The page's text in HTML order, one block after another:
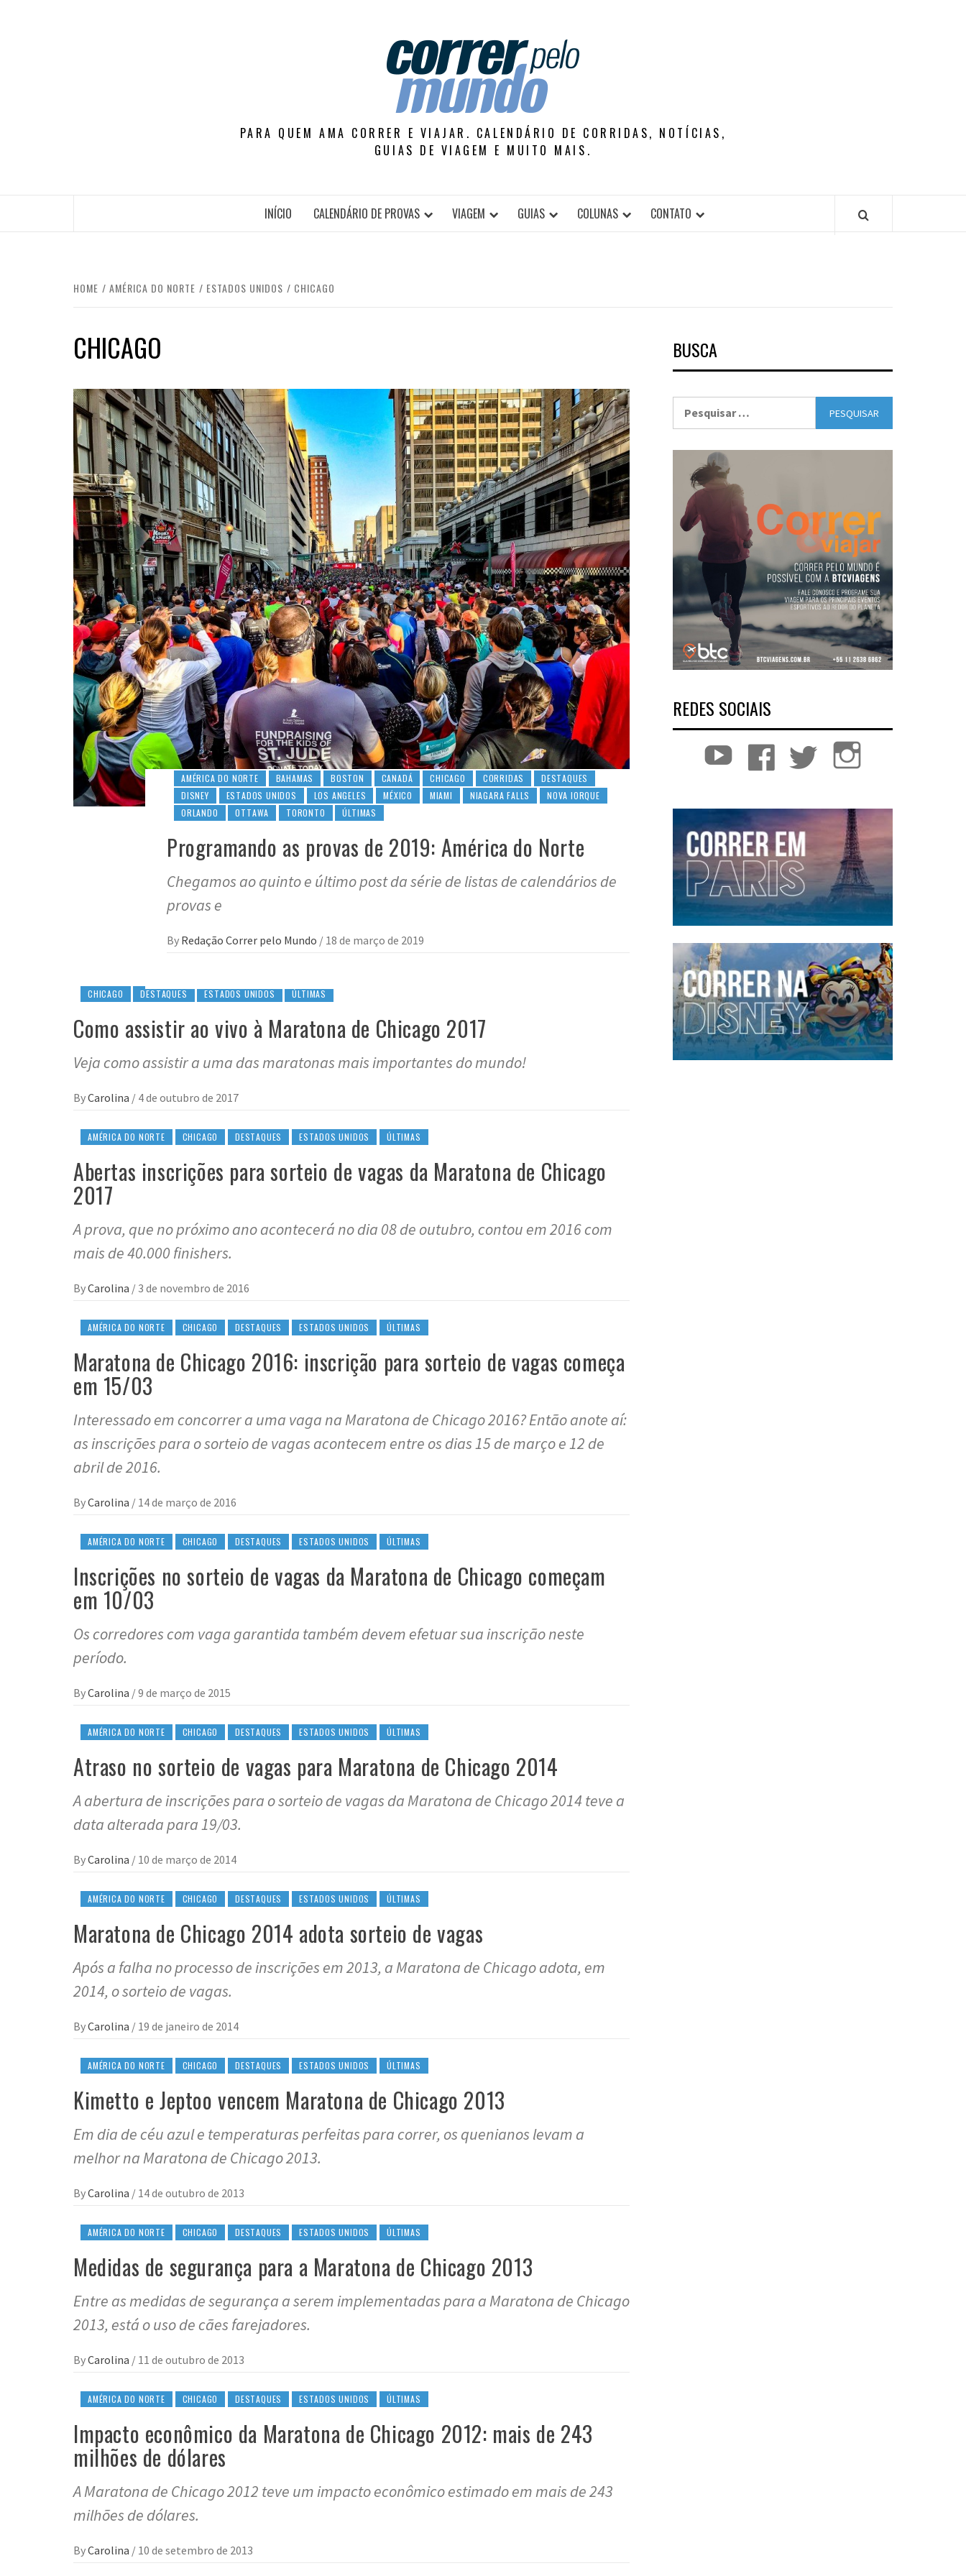
PARA QUEM AMA CORRER E VIAJAR. CALENDÁRIO DE CORRIDAS, NOTÍCIAS,
GUIAS DE VIAGEM E MUITO MAIS.
INÍCIO CALENDÁRIO DE PROVAS VIAGEM GUIAS COLUNAS CONTATO
HOME AMÉRICA DO NORTE ESTADOS UNIDOS CHICAGO
CHICAGO
AMÉRICA DO NORTE BAHAMAS BOSTON CANADÁ CHICAGO CORRIDAS
DESTAQUES
DISNEY
ESTADOS UNIDOS LOS ANGELES MÉXICO MIAMI NIAGARA FALLS
NOVA IORQUE
ORLANDO
OTTAWA TORONTO ÚLTIMAS
Programando as provas de 2019: América do Norte
Chegamos ao quinto e último post da série de listas de calendários de
provas e
By Redação Correr pelo Mundo / 18 de março de 2019
CHICAGO DESTAQUES ESTADOS UNIDOS ÚLTIMAS
Como assistir ao vivo à Maratona de Chicago 2017
Veja como assistir a uma das maratonas mais importantes do mundo!
ByCarolina / 4 de outubro de 2017
AMÉRICA DO NORTE CHICAGO DESTAQUES ESTADOS UNIDOS ÚLTIMAS
Abertas inscrições para sorteio de vagas da Maratona de Chicago
2017
A prova, que no próximo ano acontecerá no dia 08 de outubro, contou em 2016 com
mais de 40.000 finishers.
ByCarolina / 3 de novembro de 2016
AMÉRICA DO NORTE CHICAGO DESTAQUES ESTADOS UNIDOS ÚLTIMAS
Maratona de Chicago 2016: inscrição para sorteio de vagas começa
em 15/03
Interessado em concorrer a uma vaga na Maratona de Chicago 2016? Então anote aí:
as inscrições para o sorteio de vagas acontecem entre os dias 15 de março e 12 de
abril de 2016.
ByCarolina / 14 de março de 2016
AMÉRICA DO NORTE CHICAGO DESTAQUES ESTADOS UNIDOS ÚLTIMAS
Inscrições no sorteio de vagas da Maratona de Chicago começam
em 10/03
Os corredores com vaga garantida também devem efetuar sua inscrição neste
período.
ByCarolina /9 de março de 2015
AMÉRICA DO NORTE CHICAGO DESTAQUES ESTADOS UNIDOS ÚLTIMAS
Atraso no sorteio de vagas para Maratona de Chicago 2014
A abertura de inscrições para o sorteio de vagas da Maratona de Chicago 2014 teve a
data alterada para 19/03.
ByCarolina / 10 de março de 2014
AMÉRICA DO NORTE CHICAGO DESTAQUES ESTADOS UNIDOS ÚLTIMAS
Maratona de Chicago 2014 adota sorteio de vagas
Após a falha no processo de inscrições em 2013, a Maratona de Chicago adota, em
2014, o sorteio de vagas.
ByCarolina / 19 de janeiro de 2014
AMÉRICA DO NORTE CHICAGO DESTAQUES ESTADOS UNIDOS ÚLTIMAS
Kimetto e Jeptoo vencem Maratona de Chicago 2013
Em dia de céu azul e temperaturas perfeitas para correr, os quenianos levam a
melhor na Maratona de Chicago 2013.
ByCarolina / 14 de outubro de 2013
AMÉRICA DO NORTE CHICAGO DESTAQUES ESTADOS UNIDOS ÚLTIMAS
Medidas de segurança para a Maratona de Chicago 2013
Entre as medidas de segurança a serem implementadas para a Maratona de Chicago
2013, está o uso de cães farejadores.
ByCarolina / 11 de outubro de 2013
AMÉRICA DO NORTE CHICAGO DESTAQUES ESTADOS UNIDOS ÚLTIMAS
Impacto econômico da Maratona de Chicago 2012: mais de 243
milhões de dólares
A Maratona de Chicago 2012 teve um impacto econômico estimado em mais de 243
milhões de dólares.
ByCarolina / 10 de setembro de 2013
BUSCA
REDES SOCIAIS
YouTube Facebook Twitter